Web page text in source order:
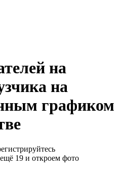
на
на
графиком
19 и откроем фото